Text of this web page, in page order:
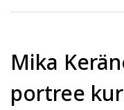
Kodu ja köök
Mika
portree